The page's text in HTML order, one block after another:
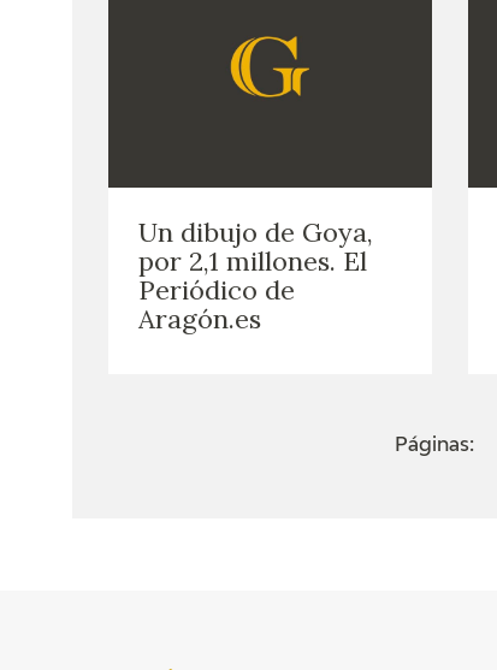
Un dibujo de Goya,
por 2,1 millones. El
Periódico de
Aragón.es
Páginas: